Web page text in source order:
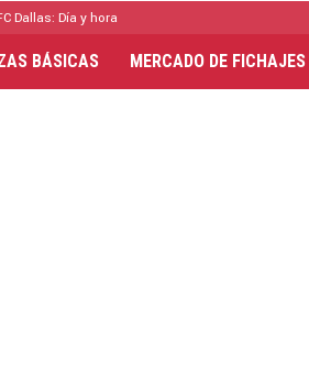
Dallas: Día y hora
BÁSICAS MERCADO DE FICHAJES